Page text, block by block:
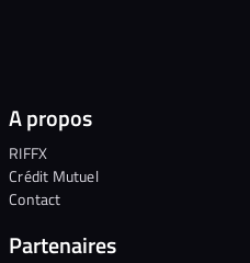
A propos
RIFFX
Crédit Mutuel
Contact
Partenaires